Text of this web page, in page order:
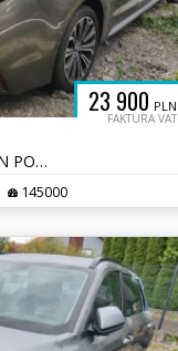
23 900 PLN
FAKTURA VAT
2019r, 2.0 HYBRID. Aut. SALON POLSKA. Uszkodzony przód. VAT 23%.
145000